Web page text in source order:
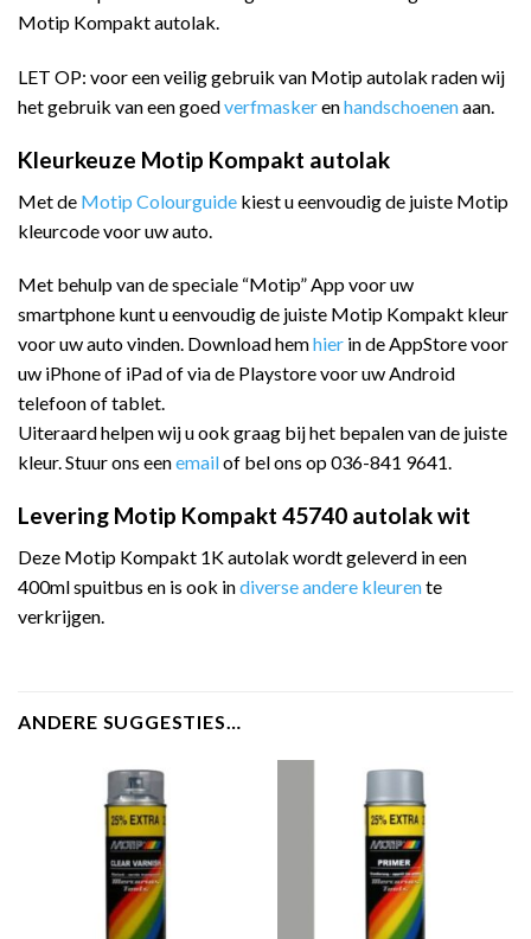
Motip Kompakt autolak.
LET OP: voor een veilig gebruik van Motip autolak raden wij
het gebruik van een goedverfmaskerenhandschoenenaan.
Kleurkeuze Motip Kompakt autolak
Met de Motip Colourguide kiest u eenvoudig de juiste Motip
kleurcode voor uw auto.
Met behulp van de speciale “Motip” App voor uw
smartphone kunt u eenvoudig de juiste Motip Kompakt kleur
voor uw auto vinden. Download hemhier in de AppStore voor
uw iPhone of iPad of via de Playstore voor uw Android
telefoon of tablet.
Uiteraard helpen wij u ook graag bij het bepalen van de juiste
kleur. Stuur ons eenemailof bel ons op 036-841 9641.
Levering Motip Kompakt 45740 autolak wit
Deze Motip Kompakt 1K autolak wordt geleverd in een
400ml spuitbus en is ook indiverse andere kleurente
verkrijgen.
ANDERE SUGGESTIES…